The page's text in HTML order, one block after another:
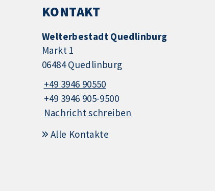
KONTAKT
Welterbestadt Quedlinburg
Markt 1
06484 Quedlinburg
+49 3946 90550
+49 3946 905-9500
Nachricht schreiben
Alle Kontakte